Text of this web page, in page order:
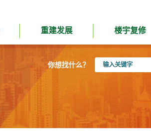
重建发展 楼宇复修
你想找什么？
入